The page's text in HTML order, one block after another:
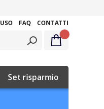
CONTATTI
FAQ
contenuto
Set risparmio